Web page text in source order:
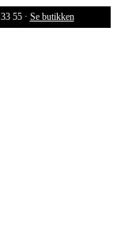
55 · Se butikken